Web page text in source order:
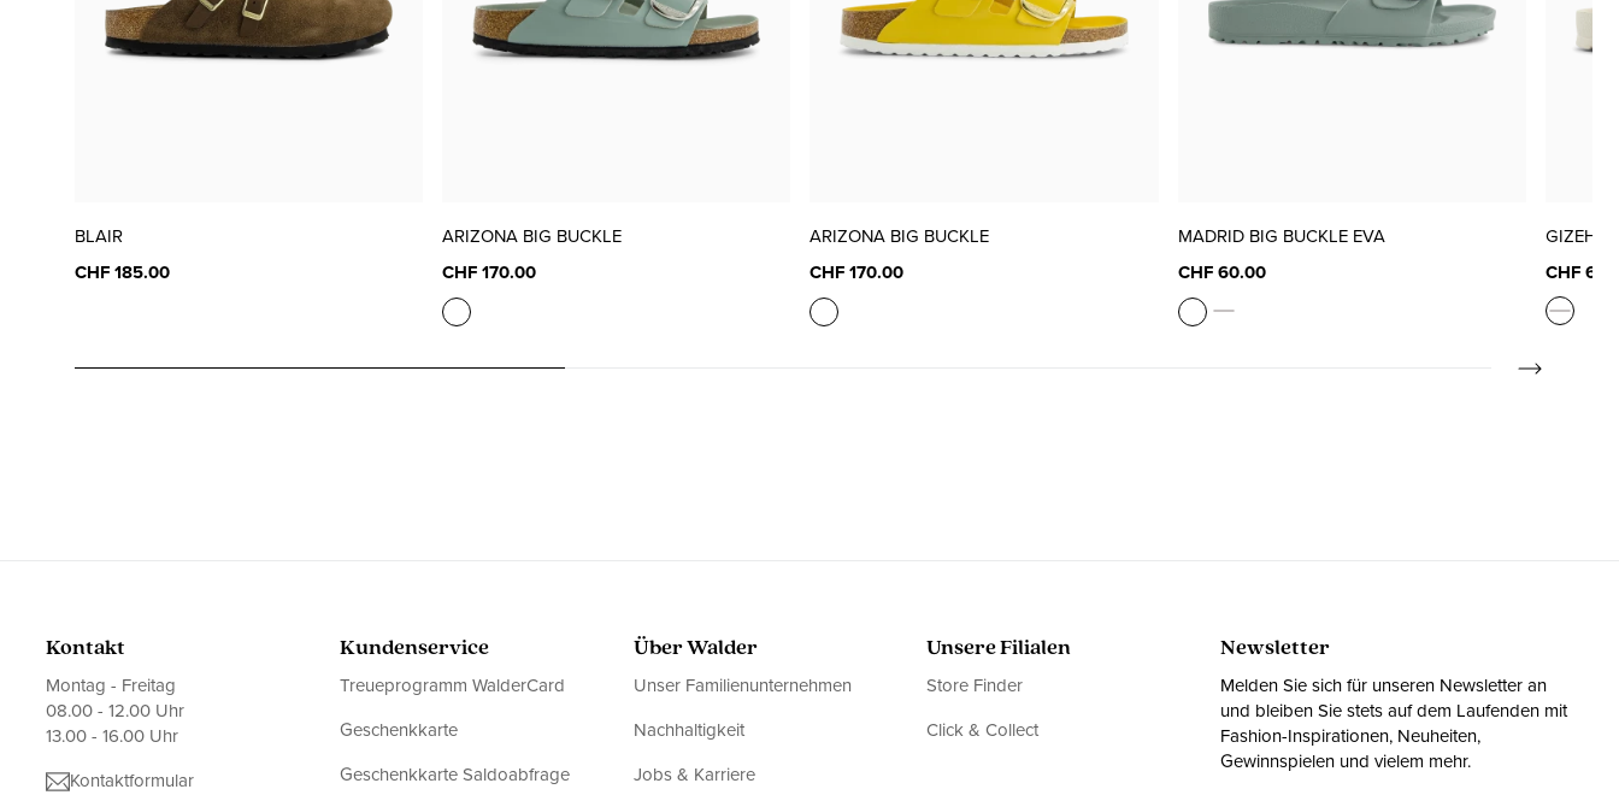
BLAIR
CHF 185.00
ARIZONA BIG BUCKLE
CHF 170.00
ARIZONA BIG BUCKLE
CHF 170.00
MADRID BIG BUCKLE EVA
CHF 60.00
GIZEH
CHF
Kontakt
Montag - Freitag
08.00 - 12.00 Uhr
13.00 - 16.00 Uhr
Kontaktformular
Kundenservice
Treueprogramm WalderCard
Geschenkkarte
Geschenkkarte Saldoabfrage
Über Walder
Unser Familienunternehmen
Nachhaltigkeit
Jobs & Karriere
Unsere Filialen
Store Finder
Click & Collect
Newsletter
Melden Sie sich für unseren Newsletter an
und bleiben Sie stets auf dem Laufenden mit
Fashion-Inspirationen, Neuheiten,
Gewinnspielen und vielem mehr.